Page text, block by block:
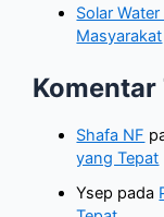
Solar
Masyarakat
Komentar
Shafa NF
yang Tepat
Ysep pada